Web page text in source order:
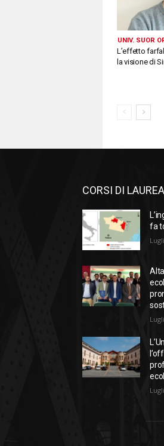
UNIV. SUOR
L’effetto
la visione di
CORSI DI LAUREA
fa